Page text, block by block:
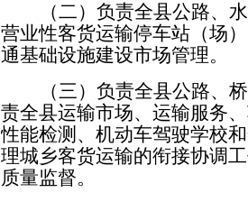
（二）负责全县公路、
营业性客货运输停车站（场
通基础设施建设市场管理。
（三）负责全县公路、
责全县运输市场、运输服务
性能检测、机动车驾驶学校
理城乡客货运输的衔接协调
质量监督。